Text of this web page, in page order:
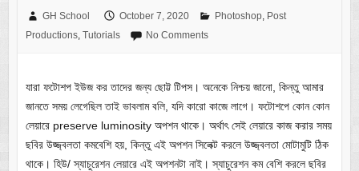
GH School October 7, 2020 Photoshop, Post
Productions, Tutorials No Comments
যারা ফটোশপ ইউজ কর তাদের জন্য ছোট্ট টিপস। অনেকে নিশ্চয় জানো, কিন্তু আমার
জানতে সময় লেগেছিল তাই ভাবলাম বলি, যদি কারো কাজে লাগে। ফটোশপে কোন কোন
লেয়ারে preserve luminosity অপশন থাকে। অর্থাৎ সেই লেয়ারে কাজ করার সময়
ছবির উজ্জ্বলতা কমবেশি হয়, কিন্তু এই অপশন সিলেক্ট করলে উজ্জ্বলতা মোটামুটি ঠিক
থাকে। হিউ/ স্যাচুরেশন লেয়ারে এই অপশনটা নাই। স্যাচুরেশন কম বেশি করলে ছবির